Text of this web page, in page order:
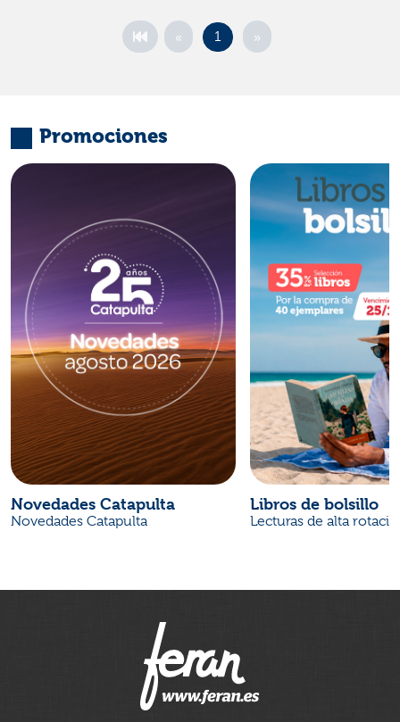
« 1 »
Promociones
Novedades Catapulta
Novedades Catapulta
Libros de bolsillo
Lecturas de alta